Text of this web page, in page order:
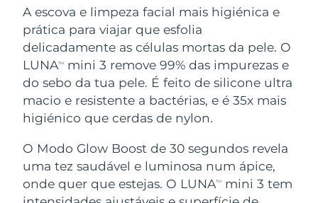
A escova e limpeza facial mais higiénica e
prática para viajar que esfolia
delicadamente as células mortas da pele. O
LUNATM
mini 3 remove 99% das impurezas e
do sebo da tua pele. É feito de silicone ultra
macio e resistente a bactérias, e é 35x mais
higiénico que cerdas de nylon.
O Modo Glow Boost de 30 segundos revela
uma tez saudável e luminosa num ápice,
onde quer que estejas. O LUNATM
mini 3 tem
Anti-aging massage
LUNA™ 4 Plus
Massage, LED heating
For men, anti-aging massage
Microcurrent toning
BEAR™ 2 go
Microcurrent toning on-the-go
Microcurrent line smoothing device
Hidratação
UFO™ 3 kit
Deep facial hydration
UFO™ 3 LED
Near-infrared and red light therapy
device
Cuidado oral
issa™ 4
Hybrid silicone sonic toothbrush
issa™ 4 plus
Smart hybrid silicone sonic toothbrush
TRATAMENTO ANTIENVELHECIMENTO
FAQ™
Antienvelhecimento Tratamentos LED
NEW
Bermudas Entrega prevista8/16/26
Bósnia e
Herzegovina
Entrega prevista8/13/26
Brunei Entrega prevista 8/15/26
Bulgária Entrega prevista
Canadá Entrega prevista8/14/26
Chile Entrega prevista8/14/26